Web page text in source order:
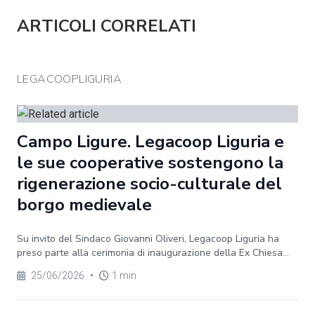
ARTICOLI CORRELATI
LEGACOOPLIGURIA
Campo Ligure. Legacoop Liguria e
le sue cooperative sostengono la
rigenerazione socio-culturale del
borgo medievale
Su invito del Sindaco Giovanni Oliveri, Legacoop Liguria ha
preso parte alla cerimonia di inaugurazione della Ex Chiesa...
25/06/2026 • 1 min